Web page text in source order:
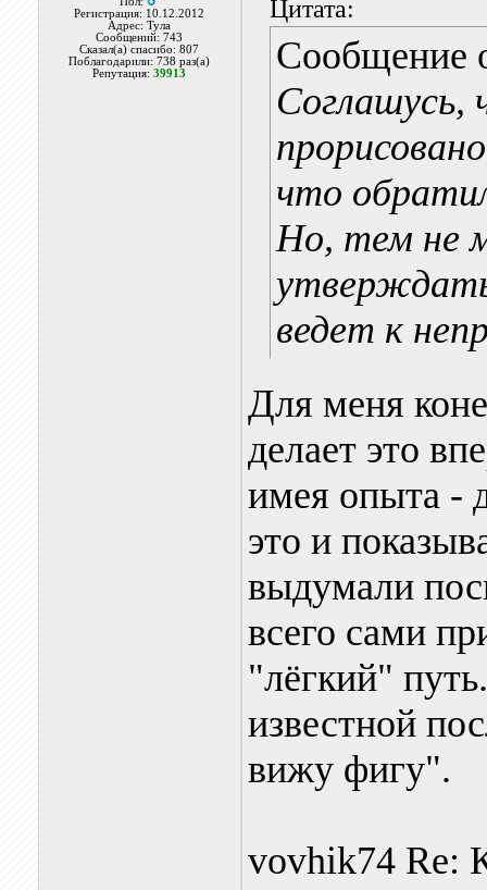
Регистрация: 10.12.2012
Адрес: Тула
Сообщений: 743
Сказал(а) спасибо: 807
Поблагодарили: 738 раз(а)
Репутация:39913
Цитата:
Сообщение
Соглашусь,
что
Но, тем не
ведет к
Для меня
делает это
имея опыта -
это и
выдумали
всего сами
"лёгкий"
известной
вижу фигу".
vovhik74 Re: